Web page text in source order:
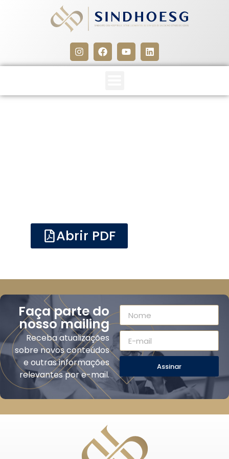
Abrir PDF
Faça parte do
nosso mailing
Receba atualizações
sobre novos conteúdos
e outras informações
relevantes por e-mail.
Assinar